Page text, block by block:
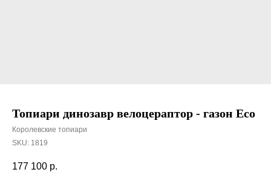
Топиари динозавр велоцераптор - газон Есо
Королевские топиари
SKU: 1819
177 100 р.